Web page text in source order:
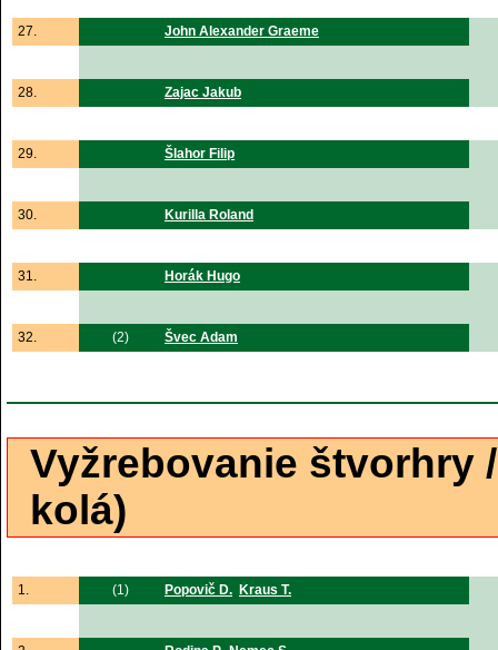
27. John Alexander Graeme
28. Zajac Jakub
29. Šlahor Filip
30. Kurilla Roland
31. Horák Hugo
32. (2) Švec Adam
Vyžrebovanie štvorhry
kolá)
1. (1) Popovič D. Kraus T.